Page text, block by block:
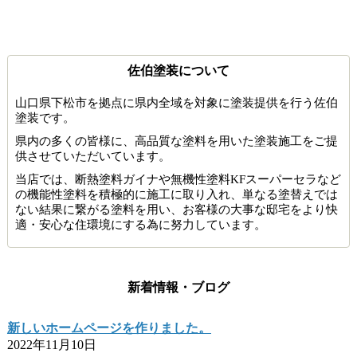
佐伯塗装について
山口県下松市を拠点に県内全域を対象に塗装提供を行う佐伯
塗装です。
県内の多くの皆様に、高品質な塗料を用いた塗装施工をご提
供させていただいています。
当店では、断熱塗料ガイナや無機性塗料KFスーパーセラなど
の機能性塗料を積極的に施工に取り入れ、単なる塗替えでは
ない結果に繋がる塗料を用い、お客様の大事な邸宅をより快
適・安心な住環境にする為に努力しています。
新着情報・ブログ
新しいホームページを作りました。
2022年11月10日